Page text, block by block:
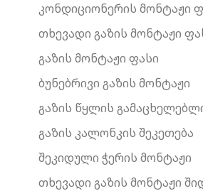
კონდიციონერის მონტაჟი
თხევადი გაზის მონტაჟი
გაზის მონტაჟი ფასი
ბუნებრივი გაზის მონტაჟი
გაზის წყლის
გაზის კალონკის შეკეთება
შეკიდული ჭერის მონტაჟი
თხევადი გაზის მონტაჟი